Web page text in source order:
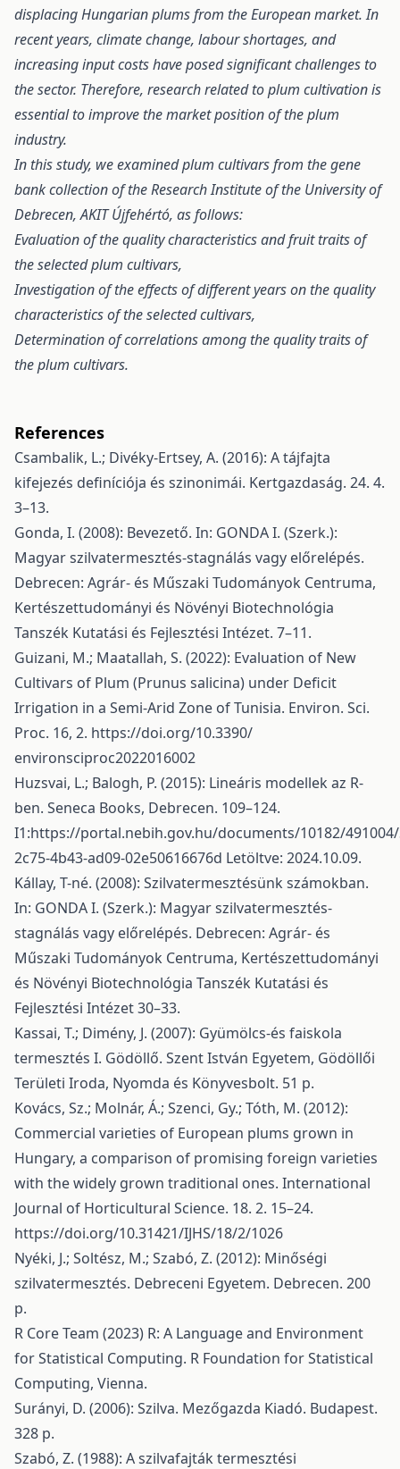
displacing Hungarian plums from the European market. In
recent years, climate change, labour shortages, and
increasing input costs have posed significant challenges to
the sector. Therefore, research related to plum cultivation is
essential to improve the market position of the plum
industry.
In this study, we examined plum cultivars from the gene
bank collection of the Research Institute of the University of
Debrecen, AKIT Újfehértó, as follows:
Evaluation of the quality characteristics and fruit traits of
the selected plum cultivars,
Investigation of the effects of different years on the quality
characteristics of the selected cultivars,
Determination of correlations among the quality traits of
the plum cultivars.
References
Csambalik, L.; Divéky-Ertsey, A. (2016): A tájfajta
kifejezés definíciója és szinonimái. Kertgazdaság. 24. 4.
3–13.
Gonda, I. (2008): Bevezető. In: GONDA I. (Szerk.):
Magyar szilvatermesztés-stagnálás vagy előrelépés.
Debrecen: Agrár- és Műszaki Tudományok Centruma,
Kertészettudományi és Növényi Biotechnológia
Tanszék Kutatási és Fejlesztési Intézet. 7–11.
Guizani, M.; Maatallah, S. (2022): Evaluation of New
Cultivars of Plum (Prunus salicina) under Deficit
Irrigation in a Semi-Arid Zone of Tunisia. Environ. Sci.
Proc. 16, 2. https://doi.org/10.3390/
environsciproc2022016002
Huzsvai, L.; Balogh, P. (2015): Lineáris modellek az R-
ben. Seneca Books, Debrecen. 109–124.
I1:https://portal.nebih.gov.hu/documents/10182/
2c75-4b43-ad09-02e50616676d Letöltve: 2024.10.09.
Kállay, T-né. (2008): Szilvatermesztésünk számokban.
In: GONDA I. (Szerk.): Magyar szilvatermesztés-
stagnálás vagy előrelépés. Debrecen: Agrár- és
Műszaki Tudományok Centruma, Kertészettudományi
és Növényi Biotechnológia Tanszék Kutatási és
Fejlesztési Intézet 30–33.
Kassai, T.; Dimény, J. (2007): Gyümölcs-és faiskola
termesztés I. Gödöllő. Szent István Egyetem, Gödöllői
Területi Iroda, Nyomda és Könyvesbolt. 51 p.
Kovács, Sz.; Molnár, Á.; Szenci, Gy.; Tóth, M. (2012):
Commercial varieties of European plums grown in
Hungary, a comparison of promising foreign varieties
with the widely grown traditional ones. International
Journal of Horticultural Science. 18. 2. 15–24.
https://doi.org/10.31421/IJHS/18/2/1026
Nyéki, J.; Soltész, M.; Szabó, Z. (2012): Minőségi
szilvatermesztés. Debreceni Egyetem. Debrecen. 200
p.
R Core Team (2023) R: A Language and Environment
for Statistical Computing. R Foundation for Statistical
Computing, Vienna.
Surányi, D. (2006): Szilva. Mezőgazda Kiadó. Budapest.
328 p.
Szabó, Z. (1988): A szilvafajták termesztési